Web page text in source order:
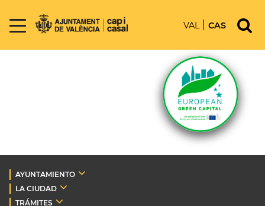
VAL CAS
AYUNTAMIENTO
LA CIUDAD
TRÁMITES